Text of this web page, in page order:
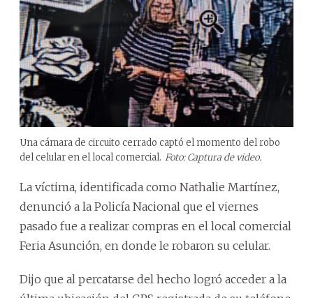
Una cámara de circuito cerrado captó el momento del robo
del celular en el local comercial. Foto: Captura de video.
La víctima, identificada como Nathalie Martínez,
denunció a la Policía Nacional que el viernes
pasado fue a realizar compras en el local comercial
Feria Asunción, en donde le robaron su celular.
Dijo que al percatarse del hecho logró acceder a la